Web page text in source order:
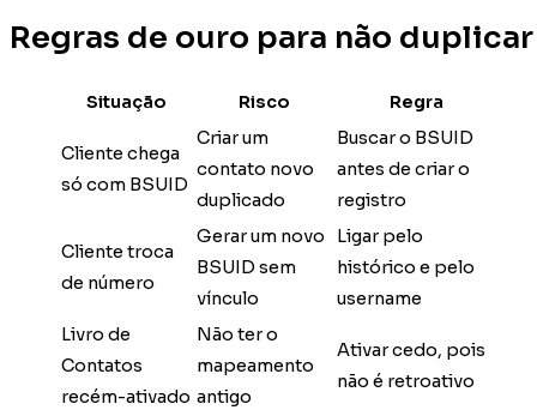
Regras de ouro para não duplicar
Situação Risco Regra
Cliente chega
só com BSUID
Criar um
contato novo
duplicado
Buscar o BSUID
antes de criar o
registro
Cliente troca
de número
Gerar um novo
BSUID sem
vínculo
Ligar pelo
histórico e pelo
username
Livro de
Contatos
recém-ativado
Não ter o
mapeamento
antigo
Ativar cedo, pois
não é retroativo